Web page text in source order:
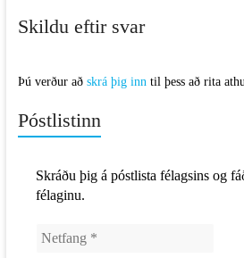
Skildu eftir svar
Þú verður að skrá þig inntil þess að rita
Póstlistinn
Skráðu þig á póstlista félagsins og
félaginu.